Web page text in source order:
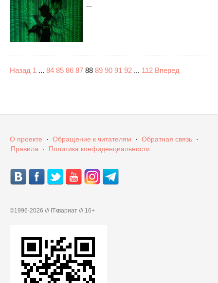
Назад 1 ... 84 85 86 87 88 89 90 91 92 ... 112 Вперед
О проекте · Обращение к читателям · Обратная связь ·
Правила
· Политика конфиденциальности
©1996-2026 /// ITквариат /// 16+